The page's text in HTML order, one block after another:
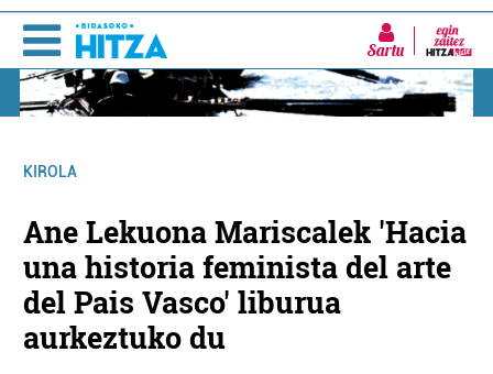
Sartu
KIROLA
Ane Lekuona Mariscalek 'Hacia
una historia feminista del arte
del Pais Vasco' liburua
aurkeztuko du